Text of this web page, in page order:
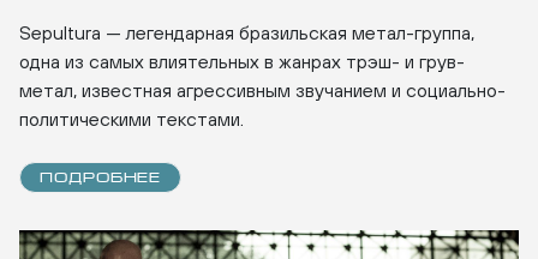
Sepultura — легендарная бразильская метал-группа,
одна из самых влиятельных в жанрах трэш- и грув-
метал, известная агрессивным звучанием и социально-
политическими текстами.
ПОДРОБНЕЕ